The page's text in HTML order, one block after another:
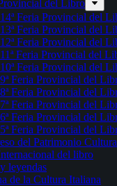
del Libro
14ª Feria Provincial del
13ª Feria Provincial del
12ª Feria Provincial del
11ª Feria Provincial del
10ª Feria Provincial del
9ª Feria Provincial del
8ª Feria Provincial del
7ª Feria Provincial del
6ª Feria Provincial del
5ª Feria Provincial del
del Patrimonio
del libro
leyendas
de la Cultura Italiana